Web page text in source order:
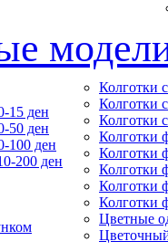
15 ден
50 ден
100 ден
200 ден
Колготки
Колготки
Колготки
Колготки
Колготки
Колготки
Колготки
Колготки
Цветные